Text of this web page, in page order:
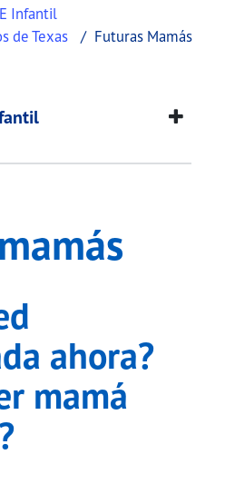
Infantil
de Texas
Futuras Mamás
about Futuras
ahora?
mamá